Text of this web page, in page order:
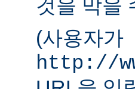
것을 막을
(사용자가
http://